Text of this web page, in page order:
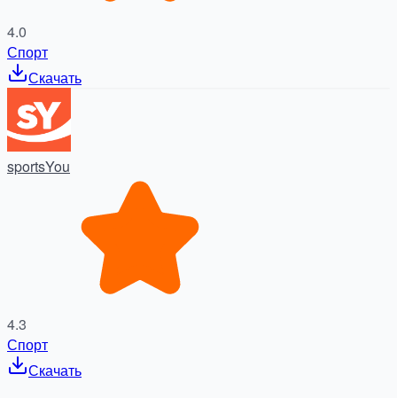
4.0
Спорт
Скачать
sportsYou
4.3
Спорт
Скачать